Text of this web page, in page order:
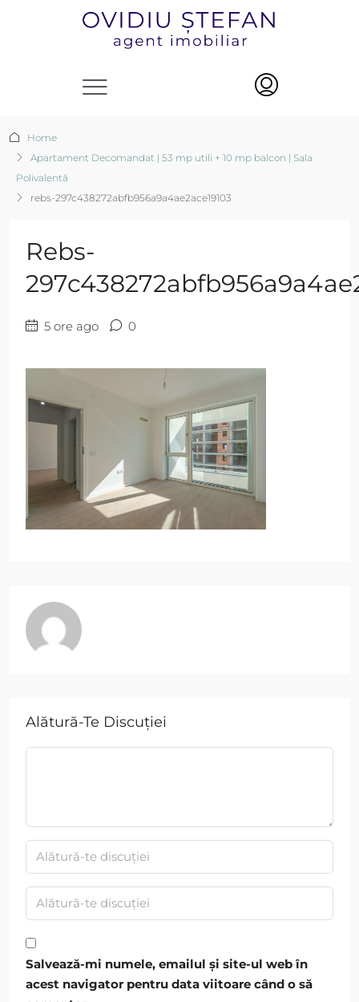
Home
Apartament Decomandat | 53 mp utili + 10 mp balcon | Sala
Polivalentă
rebs-297c438272abfb956a9a4ae2ace19103
Rebs-
5 ore ago 0
Alătură-Te Discuției
Salvează-mi numele, emailul și site-ul web în
acest navigator pentru data viitoare când o să